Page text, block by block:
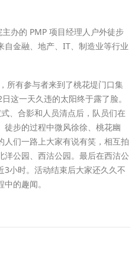
办的 PMP 项目经理人户外徒步
金融、地产、IT、制造业等行业
所有参与者来到了桃花堤门口集
这一天久违的太阳终于露了脸。
、合影和人员清点后，队员们在
徒步的过程中微风徐徐、桃花幽
们一路上大家有说有笑，相互拍
公园、西沽公园。最后在西沽公
3小时。活动结束后大家还久久不
的趣闻。